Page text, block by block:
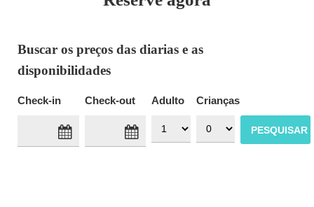
Buscar os preços das diarias e as
disponibilidades
Check-in Check-out Adulto Crianças